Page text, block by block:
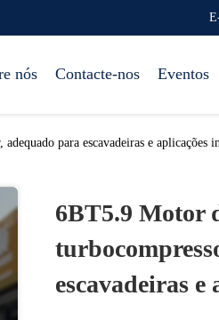
nós Contacte-nos Eventos
para escavadeiras e aplicações
6BT5.9 Motor
escavadeiras